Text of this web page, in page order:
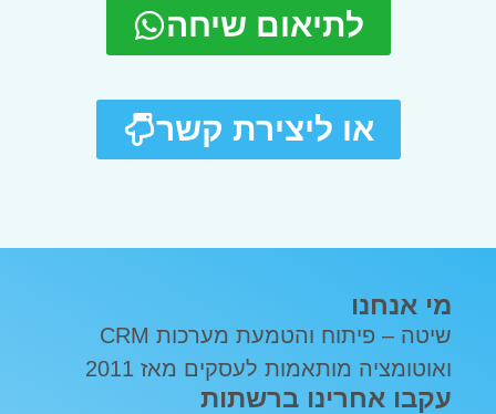
לתיאום שיחה
או ליצירת קשר
מי אנחנו
שיטה – פיתוח והטמעת מערכות CRM
ואוטומציה מותאמות לעסקים מאז 2011
עקבו אחרינו ברשתות